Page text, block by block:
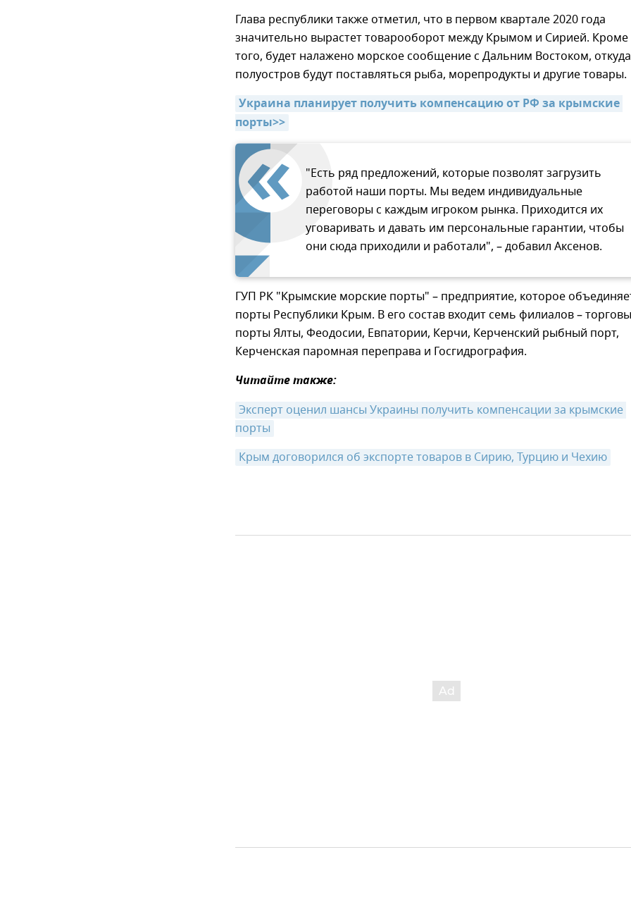
Глава республики также отметил, что в первом квартале 2020 года
значительно вырастет товарооборот между Крымом и Сирией. Кроме
того, будет налажено морское сообщение с Дальним Востоком,
полуостров будут поставляться рыба, морепродукты и другие товары.
Украина планирует получить компенсацию от РФ за крымские
порты>>
"Есть ряд предложений, которые позволят загрузить
работой наши порты. Мы ведем индивидуальные
переговоры с каждым игроком рынка. Приходится их
уговаривать и давать им персональные гарантии, чтобы
они сюда приходили и работали", – добавил Аксенов.
ГУП РК "Крымские морские порты" – предприятие, которое
порты Республики Крым. В его состав входит семь филиалов –
порты Ялты, Феодосии, Евпатории, Керчи, Керченский рыбный порт,
Керченская паромная переправа и Госгидрография.
Читайте также:
Эксперт оценил шансы Украины получить компенсации за крымские
порты
Крым договорился об экспорте товаров в Сирию, Турцию и Чехию